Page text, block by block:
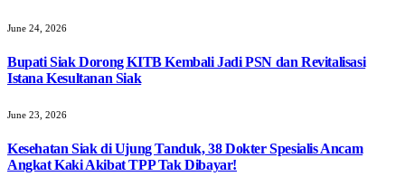
June 24, 2026
Bupati Siak Dorong KITB Kembali Jadi PSN dan Revitalisasi
Istana Kesultanan Siak
June 23, 2026
Kesehatan Siak di Ujung Tanduk, 38 Dokter Spesialis Ancam
Angkat Kaki Akibat TPP Tak Dibayar!